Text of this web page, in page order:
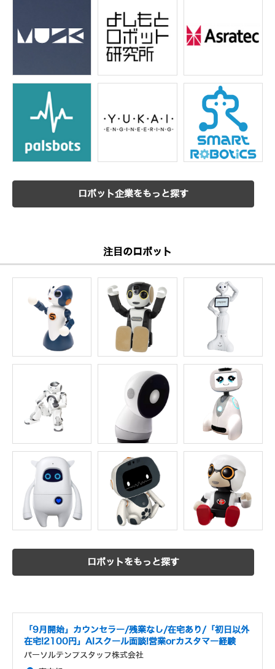
ロボット企業をもっと探す
注目のロボット
ロボットをもっと探す
「9月開始」カウンセラー/残業なし/在宅あり/「初日以外
在宅!2100円」AIスクール面談!営業orカスタマー経験
パーソルテンプスタッフ株式会社